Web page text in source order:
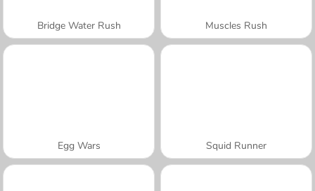
Bridge Water Rush Muscles Rush
Egg Wars Squid Runner